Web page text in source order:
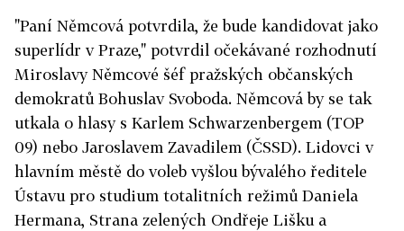
"Paní Němcová potvrdila, že bude kandidovat jako
superlídr v Praze," potvrdil očekávané rozhodnutí
Miroslavy Němcové šéf pražských občanských
demokratů Bohuslav Svoboda. Němcová by se tak
utkala o hlasy s Karlem Schwarzenbergem (TOP
09) nebo Jaroslavem Zavadilem (ČSSD). Lidovci v
hlavním městě do voleb vyšlou bývalého ředitele
Ústavu pro studium totalitních režimů Daniela
Hermana, Strana zelených Ondřeje Lišku a